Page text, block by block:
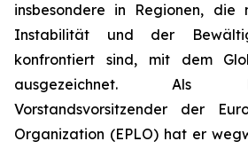
insbesondere in Regionen, die
Instabilität und der
konfrontiert sind, mit dem
ausgezeichnet. Als
Vorstandsvorsitzender der
Organization (EPLO) hat er